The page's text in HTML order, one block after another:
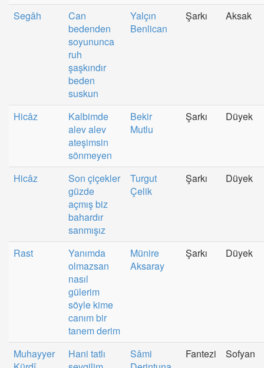
Segâh
Can
bedenden
soyununca
ruh
şaşkındır
beden
suskun
Yalçın
Benlican
Şarkı Aksak
Hicâz
Kalbimde
alev alev
ateşimsin
sönmeyen
Bekir
Mutlu
Şarkı Düyek
Hicâz
Son çiçekler
güzde
açmış biz
bahardır
sanmışız
Turgut
Çelik
Şarkı Düyek
Rast
Yanımda
olmazsan
nasıl
gülerim
söyle kime
canım bir
tanem derim
Münire
Aksaray
Şarkı Düyek
Muhayyer
Hani tatlı
Sâmi
Fantezi Sofyan